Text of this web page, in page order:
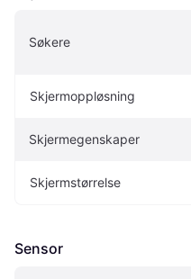
Søkere
Skjermoppløsning
Skjermegenskaper
Skjermstørrelse
Sensor